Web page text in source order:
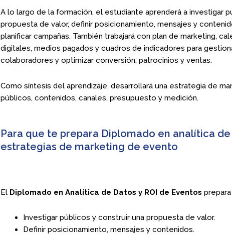
A lo largo de la formación, el estudiante aprenderá a investigar
propuesta de valor, definir posicionamiento, mensajes y
planificar campañas. También trabajará con plan de marketing,
digitales, medios pagados y cuadros de indicadores para
colaboradores y optimizar conversión, patrocinios y ventas.
Como síntesis del aprendizaje, desarrollará una estrategia de
públicos, contenidos, canales, presupuesto y medición.
Para que te prepara Diplomado en analítica de
estrategias de marketing de evento
El Diplomado en Analítica de Datos y ROI de Eventos
Investigar públicos y construir una propuesta de valor.
Definir posicionamiento, mensajes y contenidos.